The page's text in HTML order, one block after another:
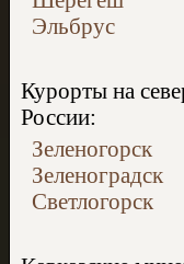
Эльбрус
Курорты на
России:
Зеленогорск
Зеленоградск
Светлогорск